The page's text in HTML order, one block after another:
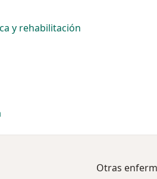
y rehabilitación
Otras